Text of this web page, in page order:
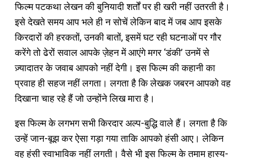
फिल्म पटकथा लेखन की बुनियादी शर्तों पर ही खरी नहीं उतरती है।
इसे देखते समय आप भले ही न सोचें लेकिन बाद में जब आप इसके
किरदारों की हरकतों, उनकी बातों, इसमें घट रही घटनाओं पर गौर
करेंगे तो ढेरों सवाल आपके ज़ेहन में आएंगे मगर ‘डंकी’ उनमें से
ज़्यादातर के जवाब आपको नहीं देगी। इस फिल्म की कहानी का
प्रवाह ही सहज नहीं लगता। लगता है कि लेखक जबरन आपको वह
दिखाना चाह रहे हैं जो उन्होंने लिख मारा है।
इस फिल्म के लगभग सभी किरदार अल्प-बुद्धि वाले हैं। लगता है कि
उन्हें जान-बूझ कर ऐसा गड़ा गया ताकि आपको हंसी आए। लेकिन
वह हंसी स्वाभाविक नहीं लगती। वैसे भी इस फिल्म के तमाम हास्य-